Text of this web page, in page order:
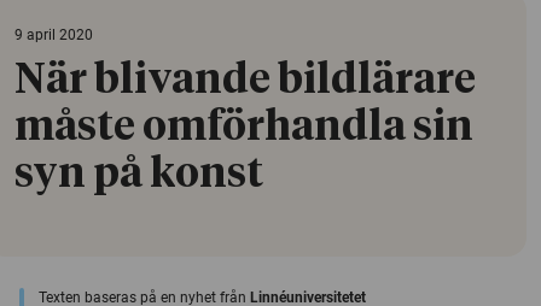
9 april 2020
När blivande bildlärare
måste omförhandla sin
syn på konst
Texten baseras på en nyhet från Linnéuniversitetet